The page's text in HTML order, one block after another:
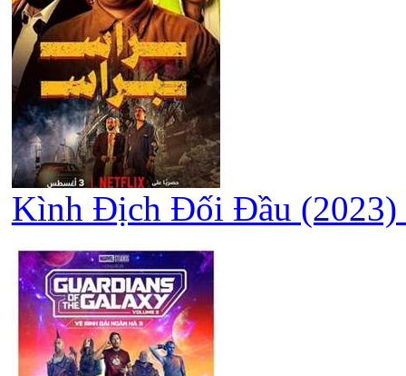
Kình Địch Đối Đầu (2023)